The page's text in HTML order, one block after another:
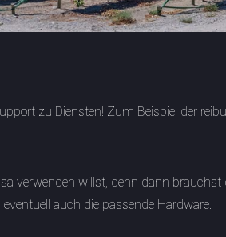
zu Diensten! Zum Beispiel der
verwenden willst, denn dann
auch die passende Hardware.